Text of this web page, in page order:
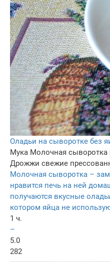
Оладьи на сыворотке без
Мука Молочная сыворотка
Дрожжи свежие
Молочная сыворотка –
нравится печь на ней
получаются вкусные
котором яйца не
1 ч.
–
5.0
282